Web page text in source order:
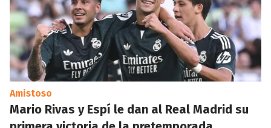
Amistoso
Mario Rivas y Espí le dan al Real Madrid su